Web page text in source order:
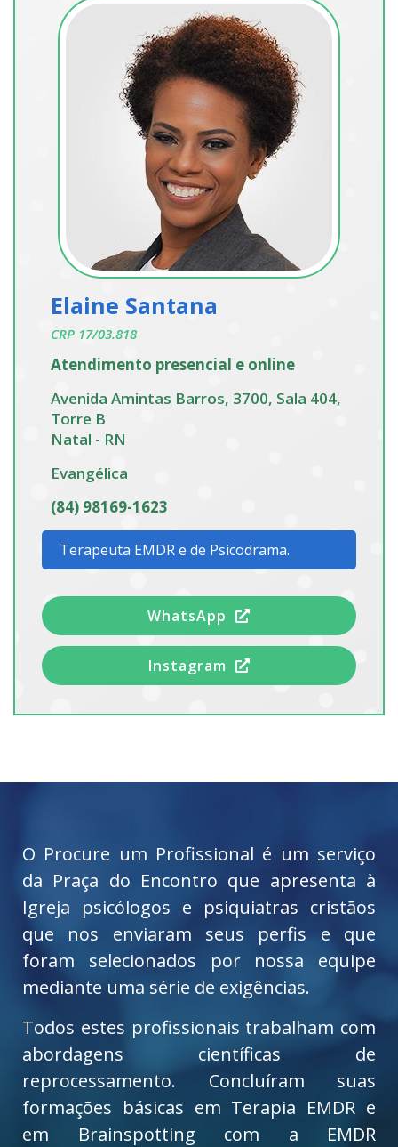
Elaine Santana
CRP 17/03.818
Atendimento presencial e online
Avenida Amintas Barros, 3700, Sala 404,
Torre B
Natal - RN
Evangélica
(84) 98169-1623
Terapeuta EMDR e de Psicodrama.
WhatsApp
Instagram
O Procure um Profissional é um serviço
da Praça do Encontro que apresenta à
Igreja psicólogos e psiquiatras cristãos
que nos enviaram seus perfis e que
foram selecionados por nossa equipe
mediante uma série de exigências.
Todos estes profissionais trabalham com
abordagens científicas de
reprocessamento. Concluíram suas
formações básicas em Terapia EMDR e
em Brainspotting com a EMDR